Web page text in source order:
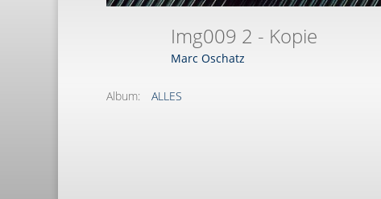
Img009 2 - Kopie
Marc Oschatz
Album: ALLES